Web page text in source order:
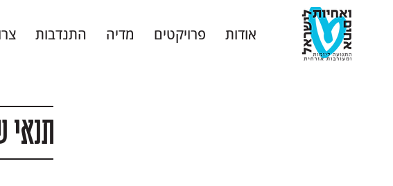
אודות פרויקטים מדיה התנדבות